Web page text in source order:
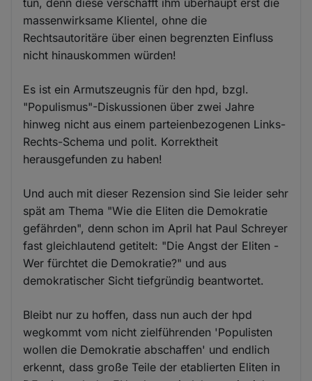
massenwirksame Klientel, ohne die
Rechtsautoritäre über einen begrenzten Einfluss
nicht hinauskommen würden!
Es ist ein Armutszeugnis für den hpd, bzgl.
"Populismus"-Diskussionen über zwei Jahre
hinweg nicht aus einem parteienbezogenen Links-
Rechts-Schema und polit. Korrektheit
herausgefunden zu haben!
Und auch mit dieser Rezension sind Sie leider sehr
spät am Thema "Wie die Eliten die Demokratie
gefährden", denn schon im April hat Paul Schreyer
fast gleichlautend getitelt: "Die Angst der Eliten -
Wer fürchtet die Demokratie?" und aus
demokratischer Sicht tiefgründig beantwortet.
Bleibt nur zu hoffen, dass nun auch der hpd
wegkommt vom nicht zielführenden 'Populisten
wollen die Demokratie abschaffen' und endlich
erkennt, dass große Teile der etablierten Eliten in